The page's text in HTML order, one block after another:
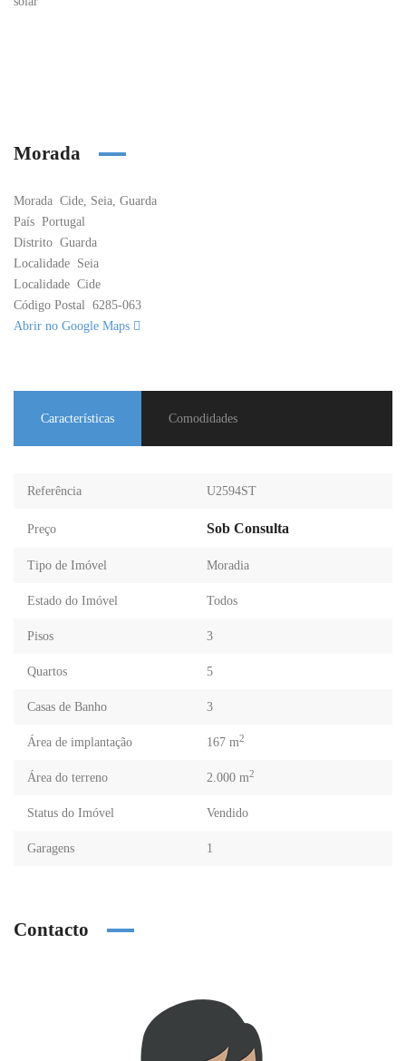
Morada
Morada Cide, Seia, Guarda
País Portugal
Distrito Guarda
Localidade Seia
Localidade Cide
Código Postal 6285-063
Abrir no Google Maps
Características Comodidades
Referência U2594ST
Preço Sob Consulta
Tipo de Imóvel Moradia
Estado do Imóvel Todos
Pisos 3
Quartos 5
Casas de Banho 3
Área de implantação 167 m2
Área do terreno 2.000 m2
Status do Imóvel Vendido
Garagens 1
Contacto